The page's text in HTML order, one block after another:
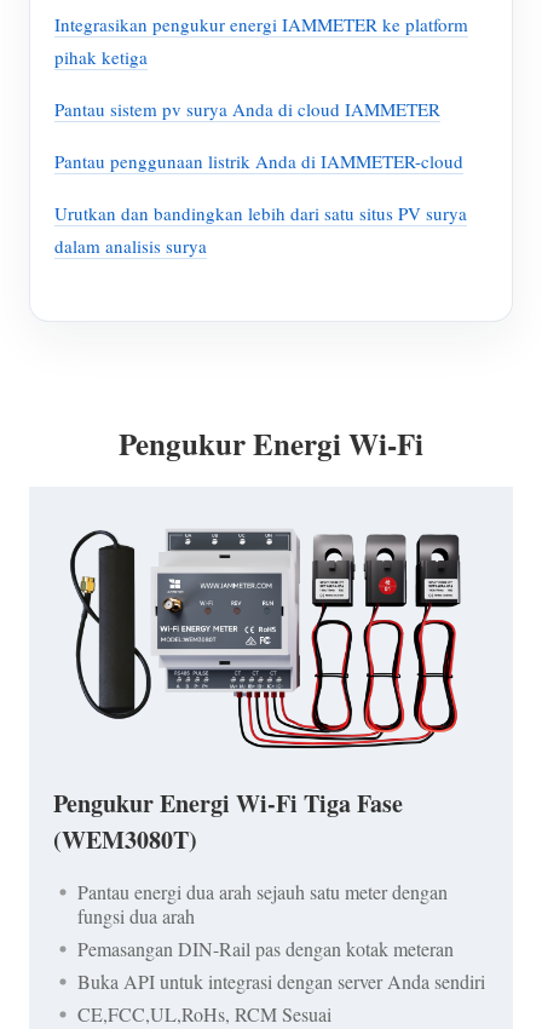
Integrasikan pengukur energi IAMMETER ke platform
pihak ketiga
Pantau sistem pv surya Anda di cloud IAMMETER
Pantau penggunaan listrik Anda di IAMMETER-cloud
Urutkan dan bandingkan lebih dari satu situs PV surya
dalam analisis surya
Pengukur Energi Wi-Fi
Pengukur Energi Wi-Fi Tiga Fase
(WEM3080T)
Pantau energi dua arah sejauh satu meter dengan
fungsi dua arah
Pemasangan DIN-Rail pas dengan kotak meteran
Buka API untuk integrasi dengan server Anda sendiri
CE,FCC,UL,RoHs, RCM Sesuai